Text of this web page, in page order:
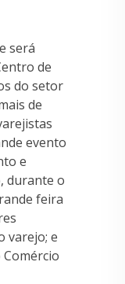
será
de
do setor
de
evento
e
durante o
feira
varejo; e
Comércio